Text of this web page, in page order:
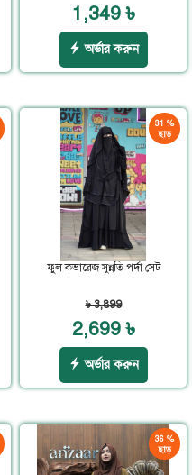
1,349 ৳
অর্ডার করুন
31 %
ছাড়
ফুল কভারেজ সুন্নতি পর্দা সেট
৳ 3,899
2,699 ৳
অর্ডার করুন
36 %
ছাড়